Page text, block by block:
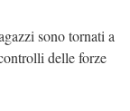
sono tornati a
delle forze